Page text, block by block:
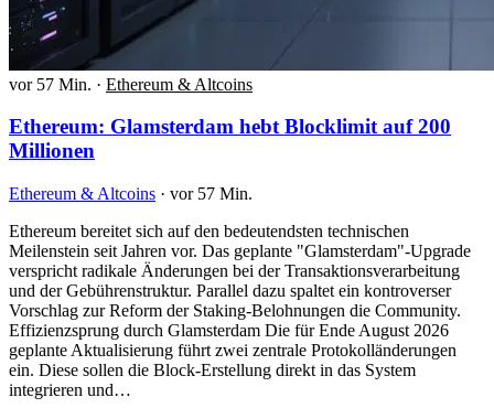
vor 57 Min. · Ethereum & Altcoins
Ethereum: Glamsterdam hebt Blocklimit auf 200
Millionen
Ethereum & Altcoins · vor 57 Min.
Ethereum bereitet sich auf den bedeutendsten technischen
Meilenstein seit Jahren vor. Das geplante "Glamsterdam"-Upgrade
verspricht radikale Änderungen bei der Transaktionsverarbeitung
und der Gebührenstruktur. Parallel dazu spaltet ein kontroverser
Vorschlag zur Reform der Staking-Belohnungen die Community.
Effizienzsprung durch Glamsterdam Die für Ende August 2026
geplante Aktualisierung führt zwei zentrale Protokolländerungen
ein. Diese sollen die Block-Erstellung direkt in das System
integrieren und…